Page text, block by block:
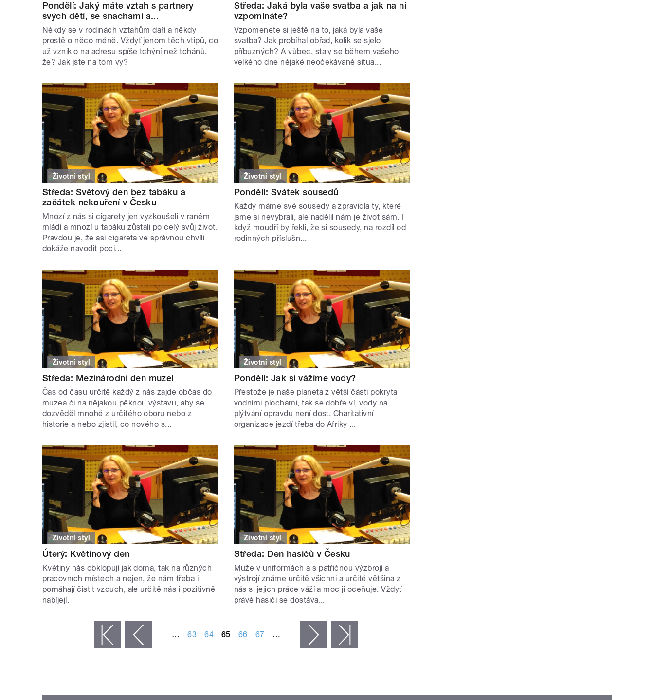
Pondělí: Jaký máte vztah s partnery
svých dětí, se snachami a...
Někdy se v rodinách vztahům daří a někdy
prostě o něco méně. Vždyť jenom těch vtipů, co
už vzniklo na adresu spíše tchýní než tchánů,
že? Jak jste na tom vy?
Středa: Jaká byla vaše svatba a jak na ni
vzpomínáte?
Vzpomenete si ještě na to, jaká byla vaše
svatba? Jak probíhal obřad, kolik se sjelo
příbuzných? A vůbec, staly se během vašeho
velkého dne nějaké neočekávané situa...
Životní styl
Středa: Světový den bez tabáku a
začátek nekouření v Česku
Mnozí z nás si cigarety jen vyzkoušeli v raném
mládí a mnozí u tabáku zůstali po celý svůj život.
Pravdou je, že asi cigareta ve správnou chvíli
dokáže navodit poci...
Životní styl
Pondělí: Svátek sousedů
Každý máme své sousedy a zpravidla ty, které
jsme si nevybrali, ale nadělil nám je život sám. I
když moudří by řekli, že si sousedy, na rozdíl od
rodinných příslušn...
Životní styl
Středa: Mezinárodní den muzeí
Čas od času určitě každý z nás zajde občas do
muzea či na nějakou pěknou výstavu, aby se
dozvěděl mnohé z určitého oboru nebo z
historie a nebo zjistil, co nového s...
Životní styl
Pondělí: Jak si vážíme vody?
Přestože je naše planeta z větší části pokryta
vodními plochami, tak se dobře ví, vody na
plýtvání opravdu není dost. Charitativní
organizace jezdí třeba do Afriky ...
Životní styl
Úterý: Květinový den
Květiny nás obklopují jak doma, tak na různých
pracovních místech a nejen, že nám třeba i
pomáhají čistit vzduch, ale určitě nás i pozitivně
nabíjejí.
Životní styl
Středa: Den hasičů v Česku
Muže v uniformách a s patřičnou výzbrojí a
výstrojí známe určitě všichni a určitě většina z
nás si jejich práce váží a moc ji oceňuje. Vždyť
právě hasiči se dostáva...
‹ předchozí … 63 64 65 66 67 … následující ›